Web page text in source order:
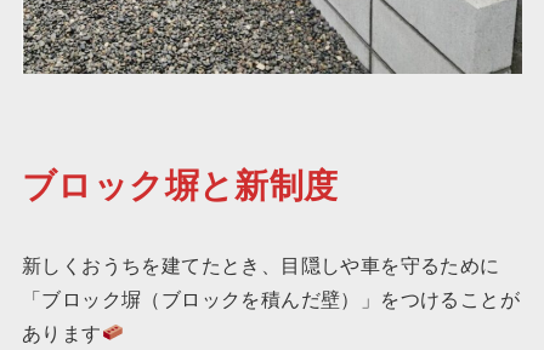
ブロック塀と新制度
新しくおうちを建てたとき、目隠しや車を守るために
「ブロック塀（ブロックを積んだ壁）」をつけることが
あります